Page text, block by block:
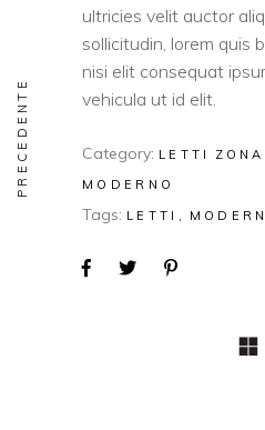
ultricies velit auctor
sollicitudin, lorem quis
nisi elit consequat
vehicula ut id elit.
Category: LETTI
MODERNO
Tags: LETTI
PRECEDENTE